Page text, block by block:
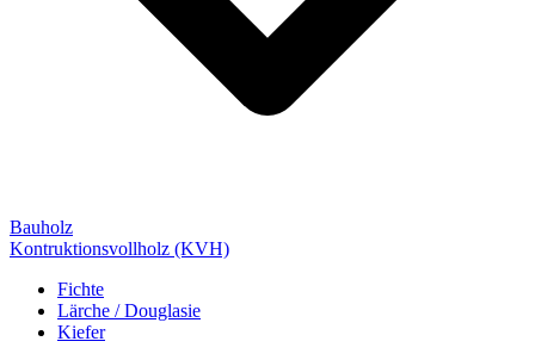
Bauholz
Kontruktionsvollholz (KVH)
Fichte
Lärche / Douglasie
Kiefer